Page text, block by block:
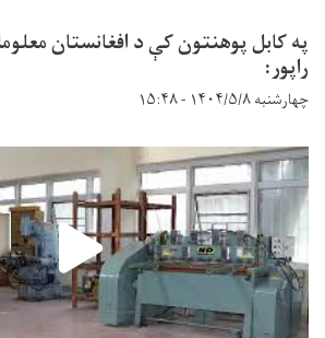
په کابل پوهنتون کې د افغانستان
راپور:
چهارشنبه ۱۴۰۴/۵/۸ - ۱۵:۴۸